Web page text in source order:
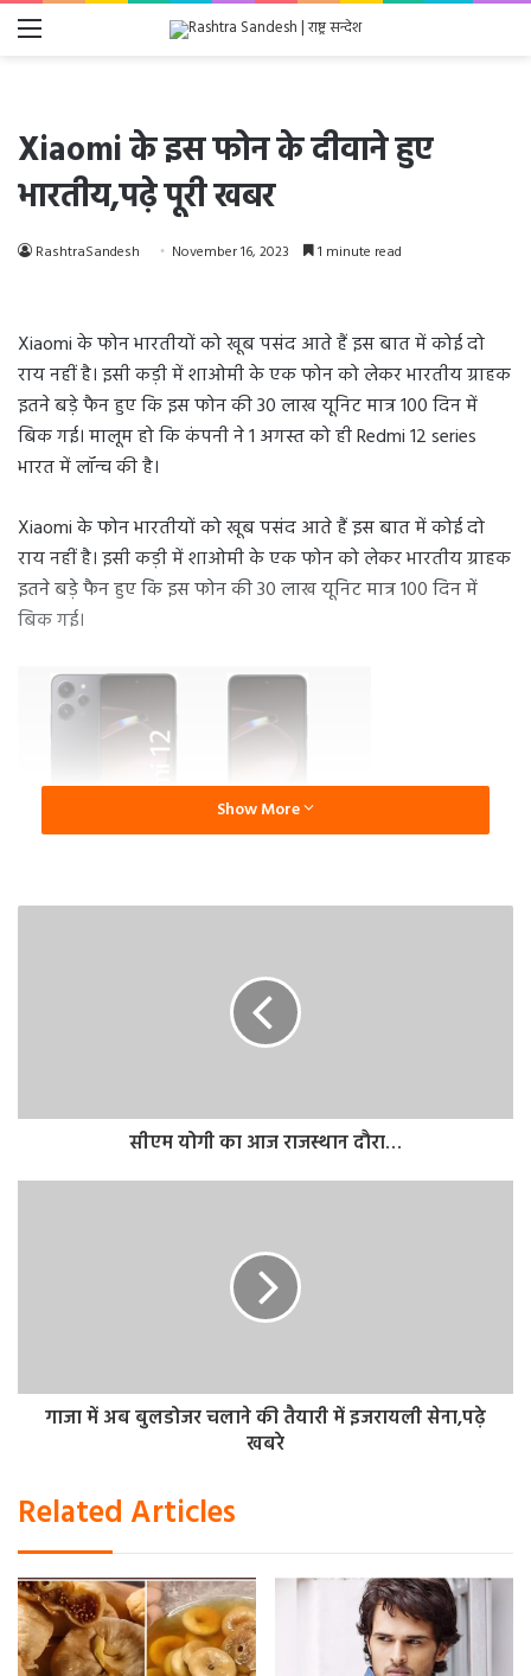
Menu
Xiaomi के इस फोन के दीवाने हुए
भारतीय,पढ़े पूरी खबर
RashtraSandesh November 16, 2023 1 minute read
Xiaomi के फोन भारतीयों को खूब पसंद आते हैं इस बात में कोई दो
राय नहीं है। इसी कड़ी में शाओमी के एक फोन को लेकर भारतीय ग्राहक
इतने बड़े फैन हुए कि इस फोन की 30 लाख यूनिट मात्र 100 दिन में
बिक गई। मालूम हो कि कंपनी ने 1 अगस्त को ही Redmi 12 series
भारत में लॉन्च की है।
Xiaomi के फोन भारतीयों को खूब पसंद आते हैं इस बात में कोई दो
राय नहीं है। इसी कड़ी में शाओमी के एक फोन को लेकर भारतीय ग्राहक
इतने बड़े फैन हुए कि इस फोन की 30 लाख यूनिट मात्र 100 दिन में
बिक गई।
Redmi 12 series के दीवाने हुए भारतीय
Redmi 12 series ने भारत में एक नया रिकॉर्ड बनाया है। इस फोन को
भारत में लॉन्च हुए अभी 100 दिन भी पूरे नहीं हुए हैं, इसी के साथ फोन
साथ शाओमी ने भारत में फोन बिक्री को लेकर एक बड़ी सफलता अपने
Redmi 12 series की धड़ाधड़ बिक्री को लेकर कंपनी ने खुद जानकारी
दी है। शाओमी इंडिया के ऑफिशियल एक्स हैंडल से Redmi 12 series
की भारत में बिक्री को लेकर जानकारी सामने आई है। इस जानकारी के
दरअसल, Redmi 12 series को कंपनी ने 5G और 4G मॉडल के साथ
पेश किया है। Redmi 12 series भारत में 1 अगस्त को ही लॉन्च हुई है।
Show More
सीएम योगी का आज राजस्थान दौरा…
गाजा में अब बुलडोजर चलाने की तैयारी में इजरायली सेना,पढ़े
खबरे
Related Articles